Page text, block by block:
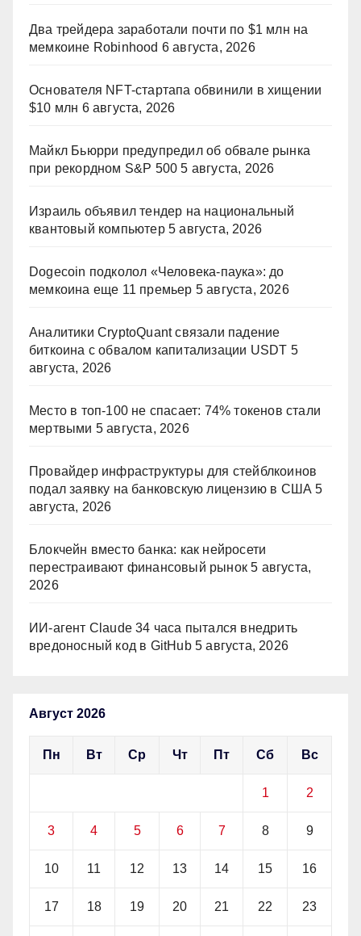
Два трейдера заработали почти по $1 млн на
мемкоине Robinhood 6 августа, 2026
Основателя NFT-стартапа обвинили в хищении
$10 млн 6 августа, 2026
Майкл Бьюрри предупредил об обвале рынка
при рекордном S&P 500 5 августа, 2026
Израиль объявил тендер на национальный
квантовый компьютер 5 августа, 2026
Dogecoin подколол «Человека-паука»: до
мемкоина еще 11 премьер 5 августа, 2026
Аналитики CryptoQuant связали падение
биткоина с обвалом капитализации USDT 5
августа, 2026
Место в топ-100 не спасает: 74% токенов стали
мертвыми 5 августа, 2026
Провайдер инфраструктуры для стейблкоинов
подал заявку на банковскую лицензию в США 5
августа, 2026
Блокчейн вместо банка: как нейросети
перестраивают финансовый рынок 5 августа,
2026
ИИ-агент Claude 34 часа пытался внедрить
вредоносный код в GitHub 5 августа, 2026
Август 2026
Пн Вт Ср Чт Пт Сб Вс
1 2
3 4 5 6 7 8 9
10 11 12 13 14 15 16
17 18 19 20 21 22 23